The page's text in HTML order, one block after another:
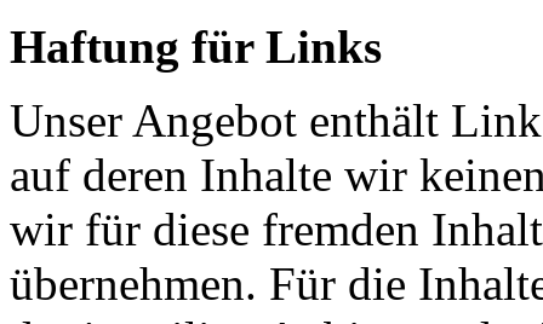
Haftung für Links
Unser Angebot enthält
auf deren Inhalte wir
wir für diese fremden
übernehmen. Für die